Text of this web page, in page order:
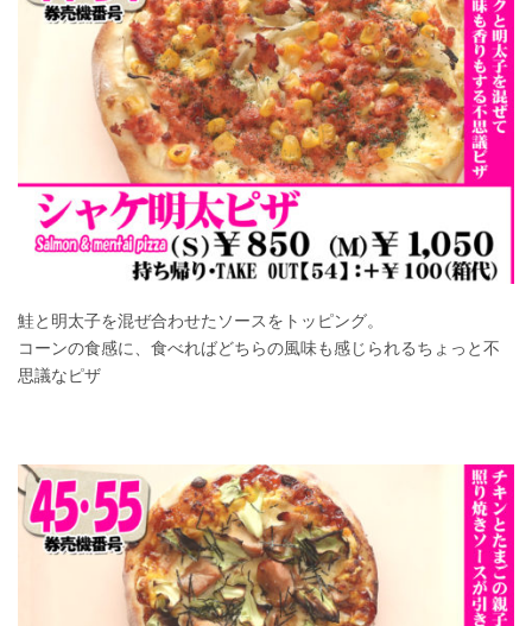
鮭と明太子を混ぜ合わせたソースをトッピング。
コーンの食感に、食べればどちらの風味も感じられるちょっと不
思議なピザ